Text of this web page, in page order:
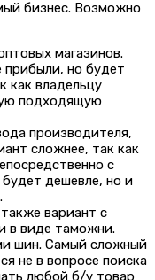
бизнес. Возможно
магазинов.
прибыли, но будет
как владельцу
подходящую
производителя,
сложнее, так как
с
дешевле, но и
вариант с
в виде таможни.
шин. Самый сложный
не в вопросе поиска
любой б/у товар